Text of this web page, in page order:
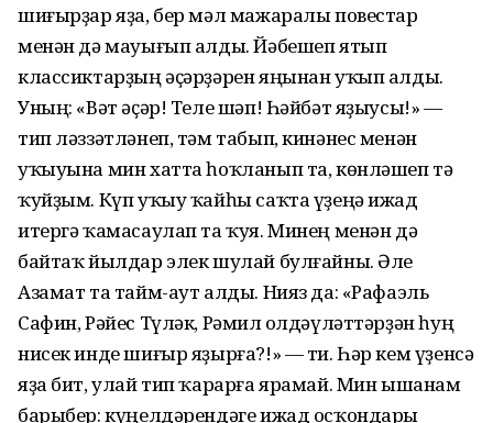
шиғырҙар яҙа, бер мәл мажаралы повестар
менән дә мауығып алды. Йәбешеп ятып
классиктарҙың әҫәрҙәрен яңынан уҡып алды.
Уның: «Вәт әҫәр! Теле шәп! Һәйбәт яҙыусы!» —
тип ләззәтләнеп, тәм табып, кинәнес менән
уҡыуына мин хатта һоҡланып та, көнләшеп тә
ҡуйҙым. Күп уҡыу ҡайһы саҡта үҙеңә ижад
итергә ҡамасаулап та ҡуя. Минең менән дә
байтаҡ йылдар элек шулай булғайны. Әле
Азамат та тайм-аут алды. Нияз да: «Рафаэль
Сафин, Рәйес Түләк, Рәмил Ҡолдәүләттәрҙән һуң
нисек инде шиғыр яҙырға?!» — ти. Һәр кем үҙенсә
яҙа бит, улай тип ҡарарға ярамай. Мин ышанам
барыбер: күңелдәрендәге ижад осҡондары